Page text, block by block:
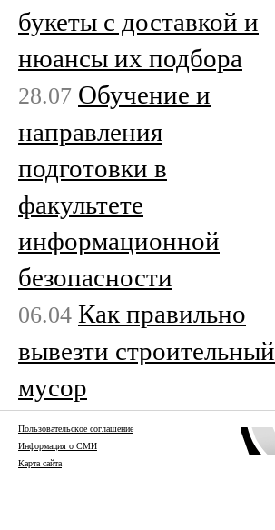
букеты с доставкой и
нюансы их подбора
28.07 Обучение и
направления
подготовки в
факультете
информационной
безопасности
06.04 Как правильно
вывезти строительный
мусор
Пользовательское соглашение
Информация о СМИ
Карта сайта